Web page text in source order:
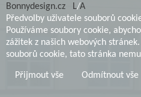
Bonnydesign.cz
L/A
Předvolby uživatele souborů
Používáme soubory cookie,
zážitek z našich webových
souborů cookie, tato stránka
Přijmout vše Odmítnout vše